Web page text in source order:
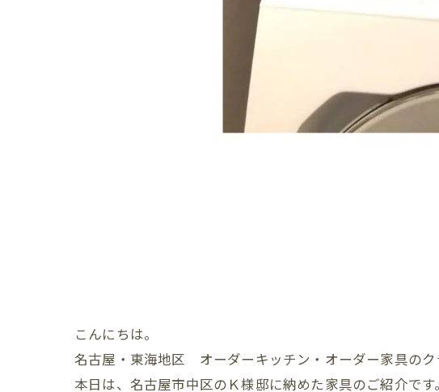
こんにちは。
名古屋・東海地区 オーダーキッチン・オーダー家具のク
本日は、名古屋市中区のＫ様邸に納めた家具のご紹介です。